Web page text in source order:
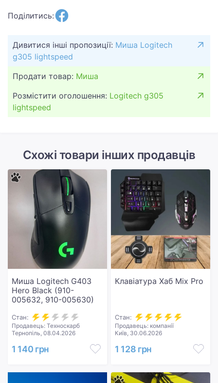
Поділитись:
Дивитися інші пропозиції: Миша Logitech
g305 lightspeed
Продати товар: Миша
Розмістити оголошення: Logitech g305
lightspeed
Схожі товари інших продавців
Миша Logitech G403
Hero Black (910-
005632, 910-005630)
Стан:
Продавець: Техноскарб
Тернопіль, 08.04.2026
1 140 грн
Клавіатура Хаб Mix Pro
Стан:
Продавець: компанії
Київ, 30.06.2026
1 128 грн